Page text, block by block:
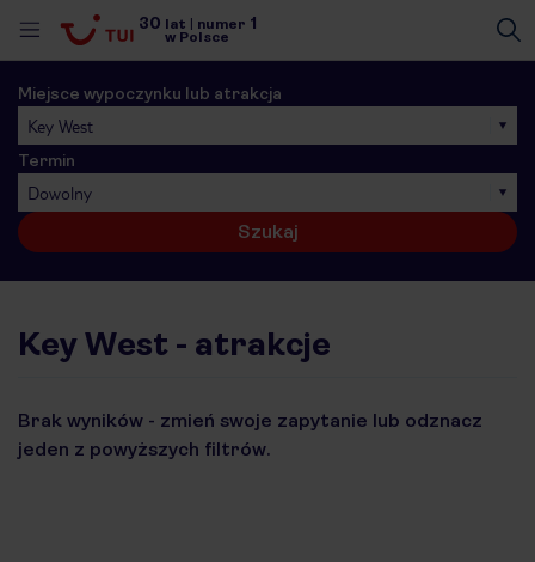
30 lat numer 1
w Polsce
Miejsce wypoczynku lub atrakcja
Key West
Termin
Dowolny
Szukaj
Key West - atrakcje
Brak wyników - zmień swoje zapytanie lub odznacz
jeden z powyższych filtrów.